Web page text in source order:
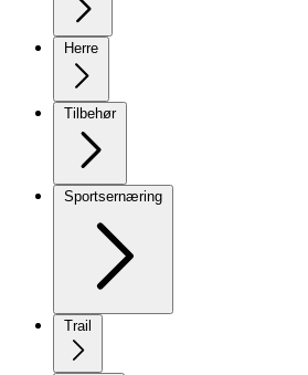
Herre
Tilbehør
Sportsernæring
Trail